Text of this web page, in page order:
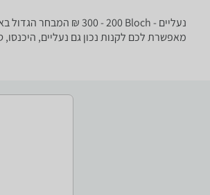
מאפשרת לכם לקנות נכון גם נעליים,